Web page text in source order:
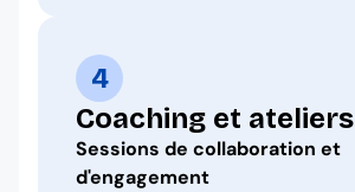
4
Coaching et ateliers
Sessions de collaboration et
d'engagement